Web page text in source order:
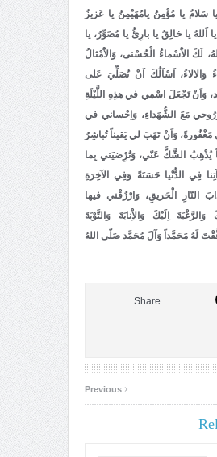
سَلامُ يا مُؤْمِنُ يامُهَيْمِنُ يا عَزيزُ
اَللهُ يا خالِقُ يا بارِئُ يا مُصَوِّرُ، يا
لَكَ الاَْسْماءُ الْحُسْنى، وَالاَْمْثالُ
وَالالاءُ، اَسْاَلُكَ اَنْ تُصَلِّيَ عَلى
وَاَنْ تَجْعَلَ اسْمي في هذِهِ اللَّيْلَةِ
مَعَ الشُّهَداءِ، وَاِحْساني في
مَغْفُورةً، وَاَنْ تَهَبَ لي يَقيناً تُباشِرُ
يُذْهِبُ الشَّكَّ عَنّي، وَتُرِْضيَني بِما
فِي الدُّنْيا حَسَنَةً وَفِي الآخِرَةِ
النّارِ الْحَريقِ، وَارْزُقْني فيها
اِلَيْكَ وَالاِْنابَةَ وَالتَّوْبَةَ
لَهُ مَحَمَّداً وَآلَ مُحَمَّد صَلّى اللهُ
Share
‹